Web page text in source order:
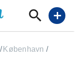
add
/ København /